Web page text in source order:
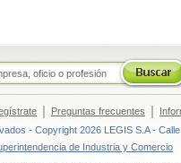
| Preguntas frecuentes |
- Copyright 2026 LEGIS S.A -
de Industria y Comercio